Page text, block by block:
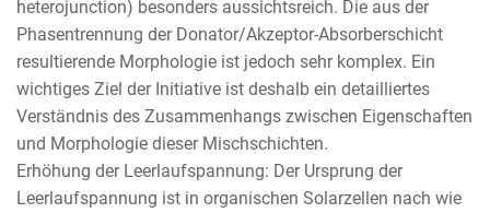
heterojunction) besonders aussichtsreich. Die aus der
Phasentrennung der Donator/Akzeptor-Absorberschicht
resultierende Morphologie ist jedoch sehr komplex. Ein
wichtiges Ziel der Initiative ist deshalb ein detailliertes
Verständnis des Zusammenhangs zwischen Eigenschaften
und Morphologie dieser Mischschichten.
Erhöhung der Leerlaufspannung: Der Ursprung der
Leerlaufspannung ist in organischen Solarzellen nach wie